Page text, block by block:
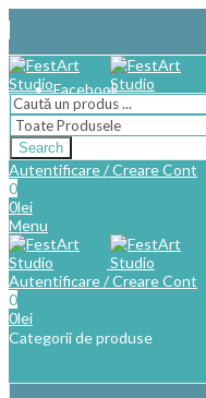
Facebook
Search
Autentificare / Creare Cont
0
0lei
Menu
Autentificare / Creare Cont
0
0lei
Categorii de produse